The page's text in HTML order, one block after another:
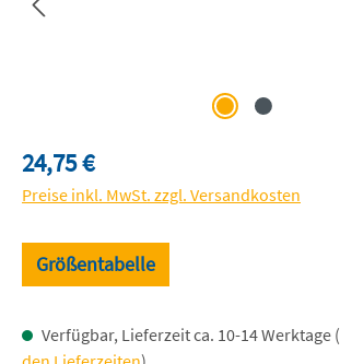
Regulärer Preis:
24,75 €
Preise inkl. MwSt. zzgl. Versandkosten
Größentabelle
Verfügbar, Lieferzeit ca. 10-14 Werktage (